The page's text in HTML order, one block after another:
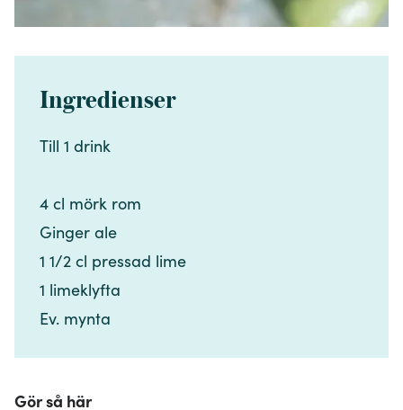
Ingredienser
Till 1 drink​​​​‌ ‍ ​‍​‍‌‍ ‌ ​‍‌‍‍‌‌‍‌ ‌‍‍‌‌‍ ‍​‍​‍​ ‍‍​‍​‍‌ ​ ‌‍​‌‌‍ ‍‌‍‍‌‌ ‌​‌ ‍‌​‍ ‍‌‍‍‌‌‍ ​‍​‍​‍ ​​‍​‍‌‍‍​‌ ​‍‌‍‌‌‌‍‌‍​‍​‍​ ‍‍​‍​‍‌‍‍​‌ ‌​‌ ‌​‌ ​​‌ ​ ​ ‍‍​‍ ​‍ ‌‍​ ‌‍ ‌‌ ​ ​‍ ‍‌‍​ ‌‍‌‌‌ ​‍‌ ‌‍‌‍‌‌‌ ​‍‌‍​‌​‍ ‍‌ ​ ‌‍‌‌​‍ ‌ ​​‌ ​‍‌‍ ‌‍‌​‌ ‌‌‌‍​ ‌ ‌​‌‍‍‌‌‍ ‌‍ ‍​‍ ‌‍‍‌‌‍ ‍‌ ‌​‌‍‌‌‌‍ ‍‌ ‌​​‍ ‌‍‌‌‌‍‌​‌‍‍‌‌ ‌​​‍ ‌‍ ‌‌‍ ‌‍‌​‌‍‌‌​ ‌‌ ​​‌ ​‍‌‍‌‌‌ ​ ‌‍‌‌‌‍ ‍‌ ‌​‌‍​‌‌ ‌​‌‍‍‌‌‍ ‌‍ ‍​ ‍ ‌‍‍‌‌‍‌​​ ‌​ ‌‌‌‍​‌​ ​‌​ ‌ ​ ​​​ ‍​‌‍‌​​ ‍‌​‍ ‌‌‍‌‍‌‍‌​​ ‍‌​ ​​​‍ ‌​ ‌​‌‍‌‌​ ‌‌​ ‍‌​‍ ‌​ ‍​​ ​‌‌‍‌‌​ ​ ​‍ ‌‌‍‌‍​ ‌‍​ ‍​‌‍‌​‌‍​‍​ ‍‌​ ​‍​ ​​​ ‌​‌‍​ ‌‍‌‌​ ​​​ ‍ ‌ ‌​‌ ‍‌‌ ​​‌‍‌‌​ ‌‌ ​​‌‍​‌‌‍‌ ‌‍‌‌​ ‍ ‌ ​​‌‍​‌‌ ‌​‌‍‍​​ ‌‌‍​‍‌‍ ​‌‍ ‌‍​ ‌‍‍ ‌ ​ ​‍‌‌​ ‌‌‌​​‍‌‌ ‌‍‍ ‌‍‌‌‌ ‍‌​‍‌‌​ ​ ‌​‌​​‍‌‌​ ​ ‌​‌​​‍‌‌​ ​‍​ ​‍​ ​ ​ ‌‍‌‍‌‌​ ‌‌‌‍​ ​ ‍‌​ ​‌‌‍​ ​‍ ‌​ ​​‌‍​‍​ ‌‍‌‍​‌​‍ ‌​ ‌​‌‍‌​​ ​‌‌‍‌‌​‍ ‌​ ‍​‌‍‌‍​ ​‌‌‍​ ​‍ ‌​ ​ ​ ‍​​ ‌​​ ‌​​ ‌​‌‍​‌‌‍​‍‌‍‌​‌‍‌‍‌‍‌‍​ ‍​​ ​‌​‍‌‌​ ​‍​ ​‍​‍‌‌​ ‌‌‌​‌​​‍ ‍‌‍​ ‌‍ ‌‍ ​‌ ‌‌‌‍ ‌‌‍ ‍‌ ​ ​‍‌‌​ ‌‌‌​​‍‌‌ ‌‍‍ ‌‍‌‌‌ ‍‌​‍‌‌​ ​ ‌​‌​​‍‌‌​ ​ ‌​‌​​‍‌‌​ ​‍​ ​‍‌‍‌​‌‍​‍‌‍‌​​ ‍‌​ ​‍‌‍​‍​ ​‍​ ‍‌‌‍‌‌‌‍​‍‌‍​‌​ ‍​​‍‌‌​ ​‍​ ​‍​‍‌‌​ ‌‌‌​‌​​‍ ‍‌‍‍‌‌ ‌​‌‍‌‌‌‍ ‌‌ ​ ​‍‌‌​ ‌‌‌​​‍​ ​​​‍‌‌​ ‌‌‌​‌​​ ‌‍​‍‌‍​‌‌ ​ ‌‍‌‌‌‌‌‌‌ ​‍‌‍ ​​ ‌‌‍‍​‌ ‌​‌ ‌​‌ ​​‌ ​ ​‍‌‌​ ​ ‌​​‌​‍‌‌​ ​‍‌​‌‍​‍‌‌​ ​‍‌​‌‍‌‍​ ‌‍ ‌‌ ​ ​‍ ‍‌‍​ ‌‍‌‌‌ ​‍‌ ‌‍‌‍‌‌‌ ​‍‌‍​‌​‍ ‍‌ ​ ‌‍‌‌​‍‌‍‌‍‍‌‌‍‌​​ ‌​ ‌‌‌‍​‌​ ​‌​ ‌ ​ ​​​ ‍​‌‍‌​​ ‍‌​‍ ‌‌‍‌‍‌‍‌​​ ‍‌​ ​​​‍ ‌​ ‌​‌‍‌‌​ ‌‌​ ‍‌​‍ ‌​ ‍​​ ​‌‌‍‌‌​ ​ ​‍ ‌‌‍‌‍​ ‌‍​ ‍​‌‍‌​‌‍​‍​ ‍‌​ ​‍​ ​​​ ‌​‌‍​ ‌‍‌‌​ ​​​‍‌‍‌ ‌​‌ ‍‌‌ ​​‌‍‌‌​ ‌‌ ​​‌‍​‌‌‍‌ ‌‍‌‌​‍‌‍‌ ​​‌‍​‌‌ ‌​‌‍‍​​ ‌‌‍​‍‌‍ ​‌‍ ‌‍​ ‌‍‍ ‌ ​ ​‍‌‌​ ‌‌‌​​‍‌‌ ‌‍‍ ‌‍‌‌‌ ‍‌​‍‌‌​ ​ ‌​‌​​‍‌‌​ ​ ‌​‌​​‍‌‌​ ​‍​ ​‍​ ​ ​ ‌‍‌‍‌‌​ ‌‌‌‍​ ​ ‍‌​ ​‌‌‍​ ​‍ ‌​ ​​‌‍​‍​ ‌‍‌‍​‌​‍ ‌​ ‌​‌‍‌​​ ​‌‌‍‌‌​‍ ‌​ ‍​‌‍‌‍​ ​‌‌‍​ ​‍ ‌​ ​ ​ ‍​​ ‌​​ ‌​​ ‌​‌‍​‌‌‍​‍‌‍‌​‌‍‌‍‌‍‌‍​ ‍​​ ​‌​‍‌‌​ ​‍​ ​‍​‍‌‌​ ‌‌‌​‌​​‍ ‍‌‍​ ‌‍ ‌‍ ​‌ ‌‌‌‍ ‌‌‍ ‍‌ ​ ​‍‌‌​ ‌‌‌​​‍‌‌ ‌‍‍ ‌‍‌‌‌ ‍‌​‍‌‌​ ​ ‌​‌​​‍‌‌​ ​ ‌​‌​​‍‌‌​ ​‍​ ​‍‌‍‌​‌‍​‍‌‍‌​​ ‍‌​ ​‍‌‍​‍​ ​‍​ ‍‌‌‍‌‌‌‍​‍‌‍​‌​ ‍​​‍‌‌​ ​‍​ ​‍​‍‌‌​ ‌‌‌​‌​​‍ ‍‌‍‍‌‌ ‌​‌‍‌‌‌‍ ‌‌ ​ ​‍‌‌​ ‌‌‌​​‍​ ​​​‍‌‌​ ‌‌‌​‌​​‍‌‍‌ ‌ ‌‍ ‌ ​‍‌‍‍ ‌ ​ ‌ ​​‌‍​‌‌‍​ ‌‍‌‌​ ‌‌ ​​‌ ​‍‌‍ ‌‍‌​‌ ‌‌‌‍​ ‌ ‌​‌‍‍‌‌‍ ‌‍ ‍​‍‌‍‌ ​​‌‍‌‌‌ ​‍‌ ​ ‌ ​​‌‍‌‌‌‍​ ‌ ‌​‌‍‍‌‌ ‌‍‌‍‌‌​ ‌‌ ​​‌ ‌‌‌‍​‍‌‍ ​‌‍‍‌‌ ​ ‌‍‍​‌‍‌‌‌‍‌​​‍​‍‌ ‌
4 cl mörk rom​​​​‌ ‍ ​‍​‍‌‍ ‌ ​‍‌‍‍‌‌‍‌ ‌‍‍‌‌‍ ‍​‍​‍​ ‍‍​‍​‍‌ ​ ‌‍​‌‌‍ ‍‌‍‍‌‌ ‌​‌ ‍‌​‍ ‍‌‍‍‌‌‍ ​‍​‍​‍ ​​‍​‍‌‍‍​‌ ​‍‌‍‌‌‌‍‌‍​‍​‍​ ‍‍​‍​‍‌‍‍​‌ ‌​‌ ‌​‌ ​​‌ ​ ​ ‍‍​‍ ​‍ ‌‍​ ‌‍ ‌‌ ​ ​‍ ‍‌‍​ ‌‍‌‌‌ ​‍‌ ‌‍‌‍‌‌‌ ​‍‌‍​‌​‍ ‍‌ ​ ‌‍‌‌​‍ ‌ ​​‌ ​‍‌‍ ‌‍‌​‌ ‌‌‌‍​ ‌ ‌​‌‍‍‌‌‍ ‌‍ ‍​‍ ‌‍‍‌‌‍ ‍‌ ‌​‌‍‌‌‌‍ ‍‌ ‌​​‍ ‌‍‌‌‌‍‌​‌‍‍‌‌ ‌​​‍ ‌‍ ‌‌‍ ‌‍‌​‌‍‌‌​ ‌‌ ​​‌ ​‍‌‍‌‌‌ ​ ‌‍‌‌‌‍ ‍‌ ‌​‌‍​‌‌ ‌​‌‍‍‌‌‍ ‌‍ ‍​ ‍ ‌‍‍‌‌‍‌​​ ‌​ ‌‌‌‍​‌​ ​‌​ ‌ ​ ​​​ ‍​‌‍‌​​ ‍‌​‍ ‌‌‍‌‍‌‍‌​​ ‍‌​ ​​​‍ ‌​ ‌​‌‍‌‌​ ‌‌​ ‍‌​‍ ‌​ ‍​​ ​‌‌‍‌‌​ ​ ​‍ ‌‌‍‌‍​ ‌‍​ ‍​‌‍‌​‌‍​‍​ ‍‌​ ​‍​ ​​​ ‌​‌‍​ ‌‍‌‌​ ​​​ ‍ ‌ ‌​‌ ‍‌‌ ​​‌‍‌‌​ ‌‌ ​​‌‍​‌‌‍‌ ‌‍‌‌​ ‍ ‌ ​​‌‍​‌‌ ‌​‌‍‍​​ ‌‌‍​‍‌‍ ​‌‍ ‌‍​ ‌‍‍ ‌ ​ ​‍‌‌​ ‌‌‌​​‍‌‌ ‌‍‍ ‌‍‌‌‌ ‍‌​‍‌‌​ ​ ‌​‌​​‍‌‌​ ​ ‌​‌​​‍‌‌​ ​‍​ ​‍​ ​ ​ ‌‍‌‍‌‌​ ‌‌‌‍​ ​ ‍‌​ ​‌‌‍​ ​‍ ‌​ ​​‌‍​‍​ ‌‍‌‍​‌​‍ ‌​ ‌​‌‍‌​​ ​‌‌‍‌‌​‍ ‌​ ‍​‌‍‌‍​ ​‌‌‍​ ​‍ ‌​ ​ ​ ‍​​ ‌​​ ‌​​ ‌​‌‍​‌‌‍​‍‌‍‌​‌‍‌‍‌‍‌‍​ ‍​​ ​‌​‍‌‌​ ​‍​ ​‍​‍‌‌​ ‌‌‌​‌​​‍ ‍‌‍​ ‌‍ ‌‍ ​‌ ‌‌‌‍ ‌‌‍ ‍‌ ​ ​‍‌‌​ ‌‌‌​​‍‌‌ ‌‍‍ ‌‍‌‌‌ ‍‌​‍‌‌​ ​ ‌​‌​​‍‌‌​ ​ ‌​‌​​‍‌‌​ ​‍​ ​‍‌‍‌​‌‍​‍‌‍‌​​ ‍‌​ ​‍‌‍​‍​ ​‍​ ‍‌‌‍‌‌‌‍​‍‌‍​‌​ ‍​​‍‌‌​ ​‍​ ​‍​‍‌‌​ ‌‌‌​‌​​‍ ‍‌‍‍‌‌ ‌​‌‍‌‌‌‍ ‌‌ ​ ​‍‌‌​ ‌‌‌​​‍​ ​‍​‍‌‌​ ‌‌‌​‌​​ ‌‍​‍‌‍​‌‌ ​ ‌‍‌‌‌‌‌‌‌ ​‍‌‍ ​​ ‌‌‍‍​‌ ‌​‌ ‌​‌ ​​‌ ​ ​‍‌‌​ ​ ‌​​‌​‍‌‌​ ​‍‌​‌‍​‍‌‌​ ​‍‌​‌‍‌‍​ ‌‍ ‌‌ ​ ​‍ ‍‌‍​ ‌‍‌‌‌ ​‍‌ ‌‍‌‍‌‌‌ ​‍‌‍​‌​‍ ‍‌ ​ ‌‍‌‌​‍‌‍‌‍‍‌‌‍‌​​ ‌​ ‌‌‌‍​‌​ ​‌​ ‌ ​ ​​​ ‍​‌‍‌​​ ‍‌​‍ ‌‌‍‌‍‌‍‌​​ ‍‌​ ​​​‍ ‌​ ‌​‌‍‌‌​ ‌‌​ ‍‌​‍ ‌​ ‍​​ ​‌‌‍‌‌​ ​ ​‍ ‌‌‍‌‍​ ‌‍​ ‍​‌‍‌​‌‍​‍​ ‍‌​ ​‍​ ​​​ ‌​‌‍​ ‌‍‌‌​ ​​​‍‌‍‌ ‌​‌ ‍‌‌ ​​‌‍‌‌​ ‌‌ ​​‌‍​‌‌‍‌ ‌‍‌‌​‍‌‍‌ ​​‌‍​‌‌ ‌​‌‍‍​​ ‌‌‍​‍‌‍ ​‌‍ ‌‍​ ‌‍‍ ‌ ​ ​‍‌‌​ ‌‌‌​​‍‌‌ ‌‍‍ ‌‍‌‌‌ ‍‌​‍‌‌​ ​ ‌​‌​​‍‌‌​ ​ ‌​‌​​‍‌‌​ ​‍​ ​‍​ ​ ​ ‌‍‌‍‌‌​ ‌‌‌‍​ ​ ‍‌​ ​‌‌‍​ ​‍ ‌​ ​​‌‍​‍​ ‌‍‌‍​‌​‍ ‌​ ‌​‌‍‌​​ ​‌‌‍‌‌​‍ ‌​ ‍​‌‍‌‍​ ​‌‌‍​ ​‍ ‌​ ​ ​ ‍​​ ‌​​ ‌​​ ‌​‌‍​‌‌‍​‍‌‍‌​‌‍‌‍‌‍‌‍​ ‍​​ ​‌​‍‌‌​ ​‍​ ​‍​‍‌‌​ ‌‌‌​‌​​‍ ‍‌‍​ ‌‍ ‌‍ ​‌ ‌‌‌‍ ‌‌‍ ‍‌ ​ ​‍‌‌​ ‌‌‌​​‍‌‌ ‌‍‍ ‌‍‌‌‌ ‍‌​‍‌‌​ ​ ‌​‌​​‍‌‌​ ​ ‌​‌​​‍‌‌​ ​‍​ ​‍‌‍‌​‌‍​‍‌‍‌​​ ‍‌​ ​‍‌‍​‍​ ​‍​ ‍‌‌‍‌‌‌‍​‍‌‍​‌​ ‍​​‍‌‌​ ​‍​ ​‍​‍‌‌​ ‌‌‌​‌​​‍ ‍‌‍‍‌‌ ‌​‌‍‌‌‌‍ ‌‌ ​ ​‍‌‌​ ‌‌‌​​‍​ ​‍​‍‌‌​ ‌‌‌​‌​​‍‌‍‌ ‌ ‌‍ ‌ ​‍‌‍‍ ‌ ​ ‌ ​​‌‍​‌‌‍​ ‌‍‌‌​ ‌‌ ​​‌ ​‍‌‍ ‌‍‌​‌ ‌‌‌‍​ ‌ ‌​‌‍‍‌‌‍ ‌‍ ‍​‍‌‍‌ ​​‌‍‌‌‌ ​‍‌ ​ ‌ ​​‌‍‌‌‌‍​ ‌ ‌​‌‍‍‌‌ ‌‍‌‍‌‌​ ‌‌ ​​‌ ‌‌‌‍​‍‌‍ ​‌‍‍‌‌ ​ ‌‍‍​‌‍‌‌‌‍‌​​‍​‍‌ ‌
Ginger ale​​​​‌ ‍ ​‍​‍‌‍ ‌ ​‍‌‍‍‌‌‍‌ ‌‍‍‌‌‍ ‍​‍​‍​ ‍‍​‍​‍‌ ​ ‌‍​‌‌‍ ‍‌‍‍‌‌ ‌​‌ ‍‌​‍ ‍‌‍‍‌‌‍ ​‍​‍​‍ ​​‍​‍‌‍‍​‌ ​‍‌‍‌‌‌‍‌‍​‍​‍​ ‍‍​‍​‍‌‍‍​‌ ‌​‌ ‌​‌ ​​‌ ​ ​ ‍‍​‍ ​‍ ‌‍​ ‌‍ ‌‌ ​ ​‍ ‍‌‍​ ‌‍‌‌‌ ​‍‌ ‌‍‌‍‌‌‌ ​‍‌‍​‌​‍ ‍‌ ​ ‌‍‌‌​‍ ‌ ​​‌ ​‍‌‍ ‌‍‌​‌ ‌‌‌‍​ ‌ ‌​‌‍‍‌‌‍ ‌‍ ‍​‍ ‌‍‍‌‌‍ ‍‌ ‌​‌‍‌‌‌‍ ‍‌ ‌​​‍ ‌‍‌‌‌‍‌​‌‍‍‌‌ ‌​​‍ ‌‍ ‌‌‍ ‌‍‌​‌‍‌‌​ ‌‌ ​​‌ ​‍‌‍‌‌‌ ​ ‌‍‌‌‌‍ ‍‌ ‌​‌‍​‌‌ ‌​‌‍‍‌‌‍ ‌‍ ‍​ ‍ ‌‍‍‌‌‍‌​​ ‌​ ‌‌‌‍​‌​ ​‌​ ‌ ​ ​​​ ‍​‌‍‌​​ ‍‌​‍ ‌‌‍‌‍‌‍‌​​ ‍‌​ ​​​‍ ‌​ ‌​‌‍‌‌​ ‌‌​ ‍‌​‍ ‌​ ‍​​ ​‌‌‍‌‌​ ​ ​‍ ‌‌‍‌‍​ ‌‍​ ‍​‌‍‌​‌‍​‍​ ‍‌​ ​‍​ ​​​ ‌​‌‍​ ‌‍‌‌​ ​​​ ‍ ‌ ‌​‌ ‍‌‌ ​​‌‍‌‌​ ‌‌ ​​‌‍​‌‌‍‌ ‌‍‌‌​ ‍ ‌ ​​‌‍​‌‌ ‌​‌‍‍​​ ‌‌‍​‍‌‍ ​‌‍ ‌‍​ ‌‍‍ ‌ ​ ​‍‌‌​ ‌‌‌​​‍‌‌ ‌‍‍ ‌‍‌‌‌ ‍‌​‍‌‌​ ​ ‌​‌​​‍‌‌​ ​ ‌​‌​​‍‌‌​ ​‍​ ​‍​ ​ ​ ‌‍‌‍‌‌​ ‌‌‌‍​ ​ ‍‌​ ​‌‌‍​ ​‍ ‌​ ​​‌‍​‍​ ‌‍‌‍​‌​‍ ‌​ ‌​‌‍‌​​ ​‌‌‍‌‌​‍ ‌​ ‍​‌‍‌‍​ ​‌‌‍​ ​‍ ‌​ ​ ​ ‍​​ ‌​​ ‌​​ ‌​‌‍​‌‌‍​‍‌‍‌​‌‍‌‍‌‍‌‍​ ‍​​ ​‌​‍‌‌​ ​‍​ ​‍​‍‌‌​ ‌‌‌​‌​​‍ ‍‌‍​ ‌‍ ‌‍ ​‌ ‌‌‌‍ ‌‌‍ ‍‌ ​ ​‍‌‌​ ‌‌‌​​‍‌‌ ‌‍‍ ‌‍‌‌‌ ‍‌​‍‌‌​ ​ ‌​‌​​‍‌‌​ ​ ‌​‌​​‍‌‌​ ​‍​ ​‍‌‍‌​‌‍​‍‌‍‌​​ ‍‌​ ​‍‌‍​‍​ ​‍​ ‍‌‌‍‌‌‌‍​‍‌‍​‌​ ‍​​‍‌‌​ ​‍​ ​‍​‍‌‌​ ‌‌‌​‌​​‍ ‍‌‍‍‌‌ ‌​‌‍‌‌‌‍ ‌‌ ​ ​‍‌‌​ ‌‌‌​​‍​ ​ ​‍‌‌​ ‌‌‌​‌​​ ‌‍​‍‌‍​‌‌ ​ ‌‍‌‌‌‌‌‌‌ ​‍‌‍ ​​ ‌‌‍‍​‌ ‌​‌ ‌​‌ ​​‌ ​ ​‍‌‌​ ​ ‌​​‌​‍‌‌​ ​‍‌​‌‍​‍‌‌​ ​‍‌​‌‍‌‍​ ‌‍ ‌‌ ​ ​‍ ‍‌‍​ ‌‍‌‌‌ ​‍‌ ‌‍‌‍‌‌‌ ​‍‌‍​‌​‍ ‍‌ ​ ‌‍‌‌​‍‌‍‌‍‍‌‌‍‌​​ ‌​ ‌‌‌‍​‌​ ​‌​ ‌ ​ ​​​ ‍​‌‍‌​​ ‍‌​‍ ‌‌‍‌‍‌‍‌​​ ‍‌​ ​​​‍ ‌​ ‌​‌‍‌‌​ ‌‌​ ‍‌​‍ ‌​ ‍​​ ​‌‌‍‌‌​ ​ ​‍ ‌‌‍‌‍​ ‌‍​ ‍​‌‍‌​‌‍​‍​ ‍‌​ ​‍​ ​​​ ‌​‌‍​ ‌‍‌‌​ ​​​‍‌‍‌ ‌​‌ ‍‌‌ ​​‌‍‌‌​ ‌‌ ​​‌‍​‌‌‍‌ ‌‍‌‌​‍‌‍‌ ​​‌‍​‌‌ ‌​‌‍‍​​ ‌‌‍​‍‌‍ ​‌‍ ‌‍​ ‌‍‍ ‌ ​ ​‍‌‌​ ‌‌‌​​‍‌‌ ‌‍‍ ‌‍‌‌‌ ‍‌​‍‌‌​ ​ ‌​‌​​‍‌‌​ ​ ‌​‌​​‍‌‌​ ​‍​ ​‍​ ​ ​ ‌‍‌‍‌‌​ ‌‌‌‍​ ​ ‍‌​ ​‌‌‍​ ​‍ ‌​ ​​‌‍​‍​ ‌‍‌‍​‌​‍ ‌​ ‌​‌‍‌​​ ​‌‌‍‌‌​‍ ‌​ ‍​‌‍‌‍​ ​‌‌‍​ ​‍ ‌​ ​ ​ ‍​​ ‌​​ ‌​​ ‌​‌‍​‌‌‍​‍‌‍‌​‌‍‌‍‌‍‌‍​ ‍​​ ​‌​‍‌‌​ ​‍​ ​‍​‍‌‌​ ‌‌‌​‌​​‍ ‍‌‍​ ‌‍ ‌‍ ​‌ ‌‌‌‍ ‌‌‍ ‍‌ ​ ​‍‌‌​ ‌‌‌​​‍‌‌ ‌‍‍ ‌‍‌‌‌ ‍‌​‍‌‌​ ​ ‌​‌​​‍‌‌​ ​ ‌​‌​​‍‌‌​ ​‍​ ​‍‌‍‌​‌‍​‍‌‍‌​​ ‍‌​ ​‍‌‍​‍​ ​‍​ ‍‌‌‍‌‌‌‍​‍‌‍​‌​ ‍​​‍‌‌​ ​‍​ ​‍​‍‌‌​ ‌‌‌​‌​​‍ ‍‌‍‍‌‌ ‌​‌‍‌‌‌‍ ‌‌ ​ ​‍‌‌​ ‌‌‌​​‍​ ​ ​‍‌‌​ ‌‌‌​‌​​‍‌‍‌ ‌ ‌‍ ‌ ​‍‌‍‍ ‌ ​ ‌ ​​‌‍​‌‌‍​ ‌‍‌‌​ ‌‌ ​​‌ ​‍‌‍ ‌‍‌​‌ ‌‌‌‍​ ‌ ‌​‌‍‍‌‌‍ ‌‍ ‍​‍‌‍‌ ​​‌‍‌‌‌ ​‍‌ ​ ‌ ​​‌‍‌‌‌‍​ ‌ ‌​‌‍‍‌‌ ‌‍‌‍‌‌​ ‌‌ ​​‌ ‌‌‌‍​‍‌‍ ​‌‍‍‌‌ ​ ‌‍‍​‌‍‌‌‌‍‌​​‍​‍‌ ‌
1 1/2 cl pressad lime​​​​‌ ‍ ​‍​‍‌‍ ‌ ​‍‌‍‍‌‌‍‌ ‌‍‍‌‌‍ ‍​‍​‍​ ‍‍​‍​‍‌ ​ ‌‍​‌‌‍ ‍‌‍‍‌‌ ‌​‌ ‍‌​‍ ‍‌‍‍‌‌‍ ​‍​‍​‍ ​​‍​‍‌‍‍​‌ ​‍‌‍‌‌‌‍‌‍​‍​‍​ ‍‍​‍​‍‌‍‍​‌ ‌​‌ ‌​‌ ​​‌ ​ ​ ‍‍​‍ ​‍ ‌‍​ ‌‍ ‌‌ ​ ​‍ ‍‌‍​ ‌‍‌‌‌ ​‍‌ ‌‍‌‍‌‌‌ ​‍‌‍​‌​‍ ‍‌ ​ ‌‍‌‌​‍ ‌ ​​‌ ​‍‌‍ ‌‍‌​‌ ‌‌‌‍​ ‌ ‌​‌‍‍‌‌‍ ‌‍ ‍​‍ ‌‍‍‌‌‍ ‍‌ ‌​‌‍‌‌‌‍ ‍‌ ‌​​‍ ‌‍‌‌‌‍‌​‌‍‍‌‌ ‌​​‍ ‌‍ ‌‌‍ ‌‍‌​‌‍‌‌​ ‌‌ ​​‌ ​‍‌‍‌‌‌ ​ ‌‍‌‌‌‍ ‍‌ ‌​‌‍​‌‌ ‌​‌‍‍‌‌‍ ‌‍ ‍​ ‍ ‌‍‍‌‌‍‌​​ ‌​ ‌‌‌‍​‌​ ​‌​ ‌ ​ ​​​ ‍​‌‍‌​​ ‍‌​‍ ‌‌‍‌‍‌‍‌​​ ‍‌​ ​​​‍ ‌​ ‌​‌‍‌‌​ ‌‌​ ‍‌​‍ ‌​ ‍​​ ​‌‌‍‌‌​ ​ ​‍ ‌‌‍‌‍​ ‌‍​ ‍​‌‍‌​‌‍​‍​ ‍‌​ ​‍​ ​​​ ‌​‌‍​ ‌‍‌‌​ ​​​ ‍ ‌ ‌​‌ ‍‌‌ ​​‌‍‌‌​ ‌‌ ​​‌‍​‌‌‍‌ ‌‍‌‌​ ‍ ‌ ​​‌‍​‌‌ ‌​‌‍‍​​ ‌‌‍​‍‌‍ ​‌‍ ‌‍​ ‌‍‍ ‌ ​ ​‍‌‌​ ‌‌‌​​‍‌‌ ‌‍‍ ‌‍‌‌‌ ‍‌​‍‌‌​ ​ ‌​‌​​‍‌‌​ ​ ‌​‌​​‍‌‌​ ​‍​ ​‍​ ​ ​ ‌‍‌‍‌‌​ ‌‌‌‍​ ​ ‍‌​ ​‌‌‍​ ​‍ ‌​ ​​‌‍​‍​ ‌‍‌‍​‌​‍ ‌​ ‌​‌‍‌​​ ​‌‌‍‌‌​‍ ‌​ ‍​‌‍‌‍​ ​‌‌‍​ ​‍ ‌​ ​ ​ ‍​​ ‌​​ ‌​​ ‌​‌‍​‌‌‍​‍‌‍‌​‌‍‌‍‌‍‌‍​ ‍​​ ​‌​‍‌‌​ ​‍​ ​‍​‍‌‌​ ‌‌‌​‌​​‍ ‍‌‍​ ‌‍ ‌‍ ​‌ ‌‌‌‍ ‌‌‍ ‍‌ ​ ​‍‌‌​ ‌‌‌​​‍‌‌ ‌‍‍ ‌‍‌‌‌ ‍‌​‍‌‌​ ​ ‌​‌​​‍‌‌​ ​ ‌​‌​​‍‌‌​ ​‍​ ​‍‌‍‌​‌‍​‍‌‍‌​​ ‍‌​ ​‍‌‍​‍​ ​‍​ ‍‌‌‍‌‌‌‍​‍‌‍​‌​ ‍​​‍‌‌​ ​‍​ ​‍​‍‌‌​ ‌‌‌​‌​​‍ ‍‌‍‍‌‌ ‌​‌‍‌‌‌‍ ‌‌ ​ ​‍‌‌​ ‌‌‌​​‍​ ‌​​‍‌‌​ ‌‌‌​‌​​ ‌‍​‍‌‍​‌‌ ​ ‌‍‌‌‌‌‌‌‌ ​‍‌‍ ​​ ‌‌‍‍​‌ ‌​‌ ‌​‌ ​​‌ ​ ​‍‌‌​ ​ ‌​​‌​‍‌‌​ ​‍‌​‌‍​‍‌‌​ ​‍‌​‌‍‌‍​ ‌‍ ‌‌ ​ ​‍ ‍‌‍​ ‌‍‌‌‌ ​‍‌ ‌‍‌‍‌‌‌ ​‍‌‍​‌​‍ ‍‌ ​ ‌‍‌‌​‍‌‍‌‍‍‌‌‍‌​​ ‌​ ‌‌‌‍​‌​ ​‌​ ‌ ​ ​​​ ‍​‌‍‌​​ ‍‌​‍ ‌‌‍‌‍‌‍‌​​ ‍‌​ ​​​‍ ‌​ ‌​‌‍‌‌​ ‌‌​ ‍‌​‍ ‌​ ‍​​ ​‌‌‍‌‌​ ​ ​‍ ‌‌‍‌‍​ ‌‍​ ‍​‌‍‌​‌‍​‍​ ‍‌​ ​‍​ ​​​ ‌​‌‍​ ‌‍‌‌​ ​​​‍‌‍‌ ‌​‌ ‍‌‌ ​​‌‍‌‌​ ‌‌ ​​‌‍​‌‌‍‌ ‌‍‌‌​‍‌‍‌ ​​‌‍​‌‌ ‌​‌‍‍​​ ‌‌‍​‍‌‍ ​‌‍ ‌‍​ ‌‍‍ ‌ ​ ​‍‌‌​ ‌‌‌​​‍‌‌ ‌‍‍ ‌‍‌‌‌ ‍‌​‍‌‌​ ​ ‌​‌​​‍‌‌​ ​ ‌​‌​​‍‌‌​ ​‍​ ​‍​ ​ ​ ‌‍‌‍‌‌​ ‌‌‌‍​ ​ ‍‌​ ​‌‌‍​ ​‍ ‌​ ​​‌‍​‍​ ‌‍‌‍​‌​‍ ‌​ ‌​‌‍‌​​ ​‌‌‍‌‌​‍ ‌​ ‍​‌‍‌‍​ ​‌‌‍​ ​‍ ‌​ ​ ​ ‍​​ ‌​​ ‌​​ ‌​‌‍​‌‌‍​‍‌‍‌​‌‍‌‍‌‍‌‍​ ‍​​ ​‌​‍‌‌​ ​‍​ ​‍​‍‌‌​ ‌‌‌​‌​​‍ ‍‌‍​ ‌‍ ‌‍ ​‌ ‌‌‌‍ ‌‌‍ ‍‌ ​ ​‍‌‌​ ‌‌‌​​‍‌‌ ‌‍‍ ‌‍‌‌‌ ‍‌​‍‌‌​ ​ ‌​‌​​‍‌‌​ ​ ‌​‌​​‍‌‌​ ​‍​ ​‍‌‍‌​‌‍​‍‌‍‌​​ ‍‌​ ​‍‌‍​‍​ ​‍​ ‍‌‌‍‌‌‌‍​‍‌‍​‌​ ‍​​‍‌‌​ ​‍​ ​‍​‍‌‌​ ‌‌‌​‌​​‍ ‍‌‍‍‌‌ ‌​‌‍‌‌‌‍ ‌‌ ​ ​‍‌‌​ ‌‌‌​​‍​ ‌​​‍‌‌​ ‌‌‌​‌​​‍‌‍‌ ‌ ‌‍ ‌ ​‍‌‍‍ ‌ ​ ‌ ​​‌‍​‌‌‍​ ‌‍‌‌​ ‌‌ ​​‌ ​‍‌‍ ‌‍‌​‌ ‌‌‌‍​ ‌ ‌​‌‍‍‌‌‍ ‌‍ ‍​‍‌‍‌ ​​‌‍‌‌‌ ​‍‌ ​ ‌ ​​‌‍‌‌‌‍​ ‌ ‌​‌‍‍‌‌ ‌‍‌‍‌‌​ ‌‌ ​​‌ ‌‌‌‍​‍‌‍ ​‌‍‍‌‌ ​ ‌‍‍​‌‍‌‌‌‍‌​​‍​‍‌ ‌
1 limeklyfta​​​​‌ ‍ ​‍​‍‌‍ ‌ ​‍‌‍‍‌‌‍‌ ‌‍‍‌‌‍ ‍​‍​‍​ ‍‍​‍​‍‌ ​ ‌‍​‌‌‍ ‍‌‍‍‌‌ ‌​‌ ‍‌​‍ ‍‌‍‍‌‌‍ ​‍​‍​‍ ​​‍​‍‌‍‍​‌ ​‍‌‍‌‌‌‍‌‍​‍​‍​ ‍‍​‍​‍‌‍‍​‌ ‌​‌ ‌​‌ ​​‌ ​ ​ ‍‍​‍ ​‍ ‌‍​ ‌‍ ‌‌ ​ ​‍ ‍‌‍​ ‌‍‌‌‌ ​‍‌ ‌‍‌‍‌‌‌ ​‍‌‍​‌​‍ ‍‌ ​ ‌‍‌‌​‍ ‌ ​​‌ ​‍‌‍ ‌‍‌​‌ ‌‌‌‍​ ‌ ‌​‌‍‍‌‌‍ ‌‍ ‍​‍ ‌‍‍‌‌‍ ‍‌ ‌​‌‍‌‌‌‍ ‍‌ ‌​​‍ ‌‍‌‌‌‍‌​‌‍‍‌‌ ‌​​‍ ‌‍ ‌‌‍ ‌‍‌​‌‍‌‌​ ‌‌ ​​‌ ​‍‌‍‌‌‌ ​ ‌‍‌‌‌‍ ‍‌ ‌​‌‍​‌‌ ‌​‌‍‍‌‌‍ ‌‍ ‍​ ‍ ‌‍‍‌‌‍‌​​ ‌​ ‌‌‌‍​‌​ ​‌​ ‌ ​ ​​​ ‍​‌‍‌​​ ‍‌​‍ ‌‌‍‌‍‌‍‌​​ ‍‌​ ​​​‍ ‌​ ‌​‌‍‌‌​ ‌‌​ ‍‌​‍ ‌​ ‍​​ ​‌‌‍‌‌​ ​ ​‍ ‌‌‍‌‍​ ‌‍​ ‍​‌‍‌​‌‍​‍​ ‍‌​ ​‍​ ​​​ ‌​‌‍​ ‌‍‌‌​ ​​​ ‍ ‌ ‌​‌ ‍‌‌ ​​‌‍‌‌​ ‌‌ ​​‌‍​‌‌‍‌ ‌‍‌‌​ ‍ ‌ ​​‌‍​‌‌ ‌​‌‍‍​​ ‌‌‍​‍‌‍ ​‌‍ ‌‍​ ‌‍‍ ‌ ​ ​‍‌‌​ ‌‌‌​​‍‌‌ ‌‍‍ ‌‍‌‌‌ ‍‌​‍‌‌​ ​ ‌​‌​​‍‌‌​ ​ ‌​‌​​‍‌‌​ ​‍​ ​‍​ ​ ​ ‌‍‌‍‌‌​ ‌‌‌‍​ ​ ‍‌​ ​‌‌‍​ ​‍ ‌​ ​​‌‍​‍​ ‌‍‌‍​‌​‍ ‌​ ‌​‌‍‌​​ ​‌‌‍‌‌​‍ ‌​ ‍​‌‍‌‍​ ​‌‌‍​ ​‍ ‌​ ​ ​ ‍​​ ‌​​ ‌​​ ‌​‌‍​‌‌‍​‍‌‍‌​‌‍‌‍‌‍‌‍​ ‍​​ ​‌​‍‌‌​ ​‍​ ​‍​‍‌‌​ ‌‌‌​‌​​‍ ‍‌‍​ ‌‍ ‌‍ ​‌ ‌‌‌‍ ‌‌‍ ‍‌ ​ ​‍‌‌​ ‌‌‌​​‍‌‌ ‌‍‍ ‌‍‌‌‌ ‍‌​‍‌‌​ ​ ‌​‌​​‍‌‌​ ​ ‌​‌​​‍‌‌​ ​‍​ ​‍‌‍‌​‌‍​‍‌‍‌​​ ‍‌​ ​‍‌‍​‍​ ​‍​ ‍‌‌‍‌‌‌‍​‍‌‍​‌​ ‍​​‍‌‌​ ​‍​ ​‍​‍‌‌​ ‌‌‌​‌​​‍ ‍‌‍‍‌‌ ‌​‌‍‌‌‌‍ ‌‌ ​ ​‍‌‌​ ‌‌‌​​‍​ ‌‌​‍‌‌​ ‌‌‌​‌​​ ‌‍​‍‌‍​‌‌ ​ ‌‍‌‌‌‌‌‌‌ ​‍‌‍ ​​ ‌‌‍‍​‌ ‌​‌ ‌​‌ ​​‌ ​ ​‍‌‌​ ​ ‌​​‌​‍‌‌​ ​‍‌​‌‍​‍‌‌​ ​‍‌​‌‍‌‍​ ‌‍ ‌‌ ​ ​‍ ‍‌‍​ ‌‍‌‌‌ ​‍‌ ‌‍‌‍‌‌‌ ​‍‌‍​‌​‍ ‍‌ ​ ‌‍‌‌​‍‌‍‌‍‍‌‌‍‌​​ ‌​ ‌‌‌‍​‌​ ​‌​ ‌ ​ ​​​ ‍​‌‍‌​​ ‍‌​‍ ‌‌‍‌‍‌‍‌​​ ‍‌​ ​​​‍ ‌​ ‌​‌‍‌‌​ ‌‌​ ‍‌​‍ ‌​ ‍​​ ​‌‌‍‌‌​ ​ ​‍ ‌‌‍‌‍​ ‌‍​ ‍​‌‍‌​‌‍​‍​ ‍‌​ ​‍​ ​​​ ‌​‌‍​ ‌‍‌‌​ ​​​‍‌‍‌ ‌​‌ ‍‌‌ ​​‌‍‌‌​ ‌‌ ​​‌‍​‌‌‍‌ ‌‍‌‌​‍‌‍‌ ​​‌‍​‌‌ ‌​‌‍‍​​ ‌‌‍​‍‌‍ ​‌‍ ‌‍​ ‌‍‍ ‌ ​ ​‍‌‌​ ‌‌‌​​‍‌‌ ‌‍‍ ‌‍‌‌‌ ‍‌​‍‌‌​ ​ ‌​‌​​‍‌‌​ ​ ‌​‌​​‍‌‌​ ​‍​ ​‍​ ​ ​ ‌‍‌‍‌‌​ ‌‌‌‍​ ​ ‍‌​ ​‌‌‍​ ​‍ ‌​ ​​‌‍​‍​ ‌‍‌‍​‌​‍ ‌​ ‌​‌‍‌​​ ​‌‌‍‌‌​‍ ‌​ ‍​‌‍‌‍​ ​‌‌‍​ ​‍ ‌​ ​ ​ ‍​​ ‌​​ ‌​​ ‌​‌‍​‌‌‍​‍‌‍‌​‌‍‌‍‌‍‌‍​ ‍​​ ​‌​‍‌‌​ ​‍​ ​‍​‍‌‌​ ‌‌‌​‌​​‍ ‍‌‍​ ‌‍ ‌‍ ​‌ ‌‌‌‍ ‌‌‍ ‍‌ ​ ​‍‌‌​ ‌‌‌​​‍‌‌ ‌‍‍ ‌‍‌‌‌ ‍‌​‍‌‌​ ​ ‌​‌​​‍‌‌​ ​ ‌​‌​​‍‌‌​ ​‍​ ​‍‌‍‌​‌‍​‍‌‍‌​​ ‍‌​ ​‍‌‍​‍​ ​‍​ ‍‌‌‍‌‌‌‍​‍‌‍​‌​ ‍​​‍‌‌​ ​‍​ ​‍​‍‌‌​ ‌‌‌​‌​​‍ ‍‌‍‍‌‌ ‌​‌‍‌‌‌‍ ‌‌ ​ ​‍‌‌​ ‌‌‌​​‍​ ‌‌​‍‌‌​ ‌‌‌​‌​​‍‌‍‌ ‌ ‌‍ ‌ ​‍‌‍‍ ‌ ​ ‌ ​​‌‍​‌‌‍​ ‌‍‌‌​ ‌‌ ​​‌ ​‍‌‍ ‌‍‌​‌ ‌‌‌‍​ ‌ ‌​‌‍‍‌‌‍ ‌‍ ‍​‍‌‍‌ ​​‌‍‌‌‌ ​‍‌ ​ ‌ ​​‌‍‌‌‌‍​ ‌ ‌​‌‍‍‌‌ ‌‍‌‍‌‌​ ‌‌ ​​‌ ‌‌‌‍​‍‌‍ ​‌‍‍‌‌ ​ ‌‍‍​‌‍‌‌‌‍‌​​‍​‍‌ ‌
Ev. mynta​​​​‌ ‍ ​‍​‍‌‍ ‌ ​‍‌‍‍‌‌‍‌ ‌‍‍‌‌‍ ‍​‍​‍​ ‍‍​‍​‍‌ ​ ‌‍​‌‌‍ ‍‌‍‍‌‌ ‌​‌ ‍‌​‍ ‍‌‍‍‌‌‍ ​‍​‍​‍ ​​‍​‍‌‍‍​‌ ​‍‌‍‌‌‌‍‌‍​‍​‍​ ‍‍​‍​‍‌‍‍​‌ ‌​‌ ‌​‌ ​​‌ ​ ​ ‍‍​‍ ​‍ ‌‍​ ‌‍ ‌‌ ​ ​‍ ‍‌‍​ ‌‍‌‌‌ ​‍‌ ‌‍‌‍‌‌‌ ​‍‌‍​‌​‍ ‍‌ ​ ‌‍‌‌​‍ ‌ ​​‌ ​‍‌‍ ‌‍‌​‌ ‌‌‌‍​ ‌ ‌​‌‍‍‌‌‍ ‌‍ ‍​‍ ‌‍‍‌‌‍ ‍‌ ‌​‌‍‌‌‌‍ ‍‌ ‌​​‍ ‌‍‌‌‌‍‌​‌‍‍‌‌ ‌​​‍ ‌‍ ‌‌‍ ‌‍‌​‌‍‌‌​ ‌‌ ​​‌ ​‍‌‍‌‌‌ ​ ‌‍‌‌‌‍ ‍‌ ‌​‌‍​‌‌ ‌​‌‍‍‌‌‍ ‌‍ ‍​ ‍ ‌‍‍‌‌‍‌​​ ‌​ ‌‌‌‍​‌​ ​‌​ ‌ ​ ​​​ ‍​‌‍‌​​ ‍‌​‍ ‌‌‍‌‍‌‍‌​​ ‍‌​ ​​​‍ ‌​ ‌​‌‍‌‌​ ‌‌​ ‍‌​‍ ‌​ ‍​​ ​‌‌‍‌‌​ ​ ​‍ ‌‌‍‌‍​ ‌‍​ ‍​‌‍‌​‌‍​‍​ ‍‌​ ​‍​ ​​​ ‌​‌‍​ ‌‍‌‌​ ​​​ ‍ ‌ ‌​‌ ‍‌‌ ​​‌‍‌‌​ ‌‌ ​​‌‍​‌‌‍‌ ‌‍‌‌​ ‍ ‌ ​​‌‍​‌‌ ‌​‌‍‍​​ ‌‌‍​‍‌‍ ​‌‍ ‌‍​ ‌‍‍ ‌ ​ ​‍‌‌​ ‌‌‌​​‍‌‌ ‌‍‍ ‌‍‌‌‌ ‍‌​‍‌‌​ ​ ‌​‌​​‍‌‌​ ​ ‌​‌​​‍‌‌​ ​‍​ ​‍​ ​ ​ ‌‍‌‍‌‌​ ‌‌‌‍​ ​ ‍‌​ ​‌‌‍​ ​‍ ‌​ ​​‌‍​‍​ ‌‍‌‍​‌​‍ ‌​ ‌​‌‍‌​​ ​‌‌‍‌‌​‍ ‌​ ‍​‌‍‌‍​ ​‌‌‍​ ​‍ ‌​ ​ ​ ‍​​ ‌​​ ‌​​ ‌​‌‍​‌‌‍​‍‌‍‌​‌‍‌‍‌‍‌‍​ ‍​​ ​‌​‍‌‌​ ​‍​ ​‍​‍‌‌​ ‌‌‌​‌​​‍ ‍‌‍​ ‌‍ ‌‍ ​‌ ‌‌‌‍ ‌‌‍ ‍‌ ​ ​‍‌‌​ ‌‌‌​​‍‌‌ ‌‍‍ ‌‍‌‌‌ ‍‌​‍‌‌​ ​ ‌​‌​​‍‌‌​ ​ ‌​‌​​‍‌‌​ ​‍​ ​‍‌‍‌​‌‍​‍‌‍‌​​ ‍‌​ ​‍‌‍​‍​ ​‍​ ‍‌‌‍‌‌‌‍​‍‌‍​‌​ ‍​​‍‌‌​ ​‍​ ​‍​‍‌‌​ ‌‌‌​‌​​‍ ‍‌‍‍‌‌ ‌​‌‍‌‌‌‍ ‌‌ ​ ​‍‌‌​ ‌‌‌​​‍​ ‌‍​‍‌‌​ ‌‌‌​‌​​ ‌‍​‍‌‍​‌‌ ​ ‌‍‌‌‌‌‌‌‌ ​‍‌‍ ​​ ‌‌‍‍​‌ ‌​‌ ‌​‌ ​​‌ ​ ​‍‌‌​ ​ ‌​​‌​‍‌‌​ ​‍‌​‌‍​‍‌‌​ ​‍‌​‌‍‌‍​ ‌‍ ‌‌ ​ ​‍ ‍‌‍​ ‌‍‌‌‌ ​‍‌ ‌‍‌‍‌‌‌ ​‍‌‍​‌​‍ ‍‌ ​ ‌‍‌‌​‍‌‍‌‍‍‌‌‍‌​​ ‌​ ‌‌‌‍​‌​ ​‌​ ‌ ​ ​​​ ‍​‌‍‌​​ ‍‌​‍ ‌‌‍‌‍‌‍‌​​ ‍‌​ ​​​‍ ‌​ ‌​‌‍‌‌​ ‌‌​ ‍‌​‍ ‌​ ‍​​ ​‌‌‍‌‌​ ​ ​‍ ‌‌‍‌‍​ ‌‍​ ‍​‌‍‌​‌‍​‍​ ‍‌​ ​‍​ ​​​ ‌​‌‍​ ‌‍‌‌​ ​​​‍‌‍‌ ‌​‌ ‍‌‌ ​​‌‍‌‌​ ‌‌ ​​‌‍​‌‌‍‌ ‌‍‌‌​‍‌‍‌ ​​‌‍​‌‌ ‌​‌‍‍​​ ‌‌‍​‍‌‍ ​‌‍ ‌‍​ ‌‍‍ ‌ ​ ​‍‌‌​ ‌‌‌​​‍‌‌ ‌‍‍ ‌‍‌‌‌ ‍‌​‍‌‌​ ​ ‌​‌​​‍‌‌​ ​ ‌​‌​​‍‌‌​ ​‍​ ​‍​ ​ ​ ‌‍‌‍‌‌​ ‌‌‌‍​ ​ ‍‌​ ​‌‌‍​ ​‍ ‌​ ​​‌‍​‍​ ‌‍‌‍​‌​‍ ‌​ ‌​‌‍‌​​ ​‌‌‍‌‌​‍ ‌​ ‍​‌‍‌‍​ ​‌‌‍​ ​‍ ‌​ ​ ​ ‍​​ ‌​​ ‌​​ ‌​‌‍​‌‌‍​‍‌‍‌​‌‍‌‍‌‍‌‍​ ‍​​ ​‌​‍‌‌​ ​‍​ ​‍​‍‌‌​ ‌‌‌​‌​​‍ ‍‌‍​ ‌‍ ‌‍ ​‌ ‌‌‌‍ ‌‌‍ ‍‌ ​ ​‍‌‌​ ‌‌‌​​‍‌‌ ‌‍‍ ‌‍‌‌‌ ‍‌​‍‌‌​ ​ ‌​‌​​‍‌‌​ ​ ‌​‌​​‍‌‌​ ​‍​ ​‍‌‍‌​‌‍​‍‌‍‌​​ ‍‌​ ​‍‌‍​‍​ ​‍​ ‍‌‌‍‌‌‌‍​‍‌‍​‌​ ‍​​‍‌‌​ ​‍​ ​‍​‍‌‌​ ‌‌‌​‌​​‍ ‍‌‍‍‌‌ ‌​‌‍‌‌‌‍ ‌‌ ​ ​‍‌‌​ ‌‌‌​​‍​ ‌‍​‍‌‌​ ‌‌‌​‌​​‍‌‍‌ ‌ ‌‍ ‌ ​‍‌‍‍ ‌ ​ ‌ ​​‌‍​‌‌‍​ ‌‍‌‌​ ‌‌ ​​‌ ​‍‌‍ ‌‍‌​‌ ‌‌‌‍​ ‌ ‌​‌‍‍‌‌‍ ‌‍ ‍​‍‌‍‌ ​​‌‍‌‌‌ ​‍‌ ​ ‌ ​​‌‍‌‌‌‍​ ‌ ‌​‌‍‍‌‌ ‌‍‌‍‌‌​ ‌‌ ​​‌ ‌‌‌‍​‍‌‍ ​‌‍‍‌‌ ​ ‌‍‍​‌‍‌‌‌‍‌​​‍​‍‌ ‌
Gör så här